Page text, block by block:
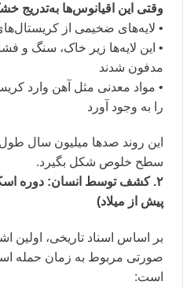
وقتی این اقیانوس‌ها به‌تدریج
• لایه‌های ضخیمی از
• این لایه‌ها زیر خاک، سنگ و
مدفون شدند
• مواد معدنی مثل آهن وارد
را به وجود آورد
این روند صدها میلیون سال طول
سطح خلوص شکل بگیرد.
پیش از میلاد)
بر اساس اسناد تاریخی، اولین
صورتی مربوط به زمان حمله
است: